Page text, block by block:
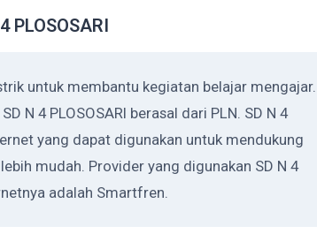
PLOSOSARI
untuk membantu kegiatan belajar mengajar.
N 4 PLOSOSARI berasal dari PLN. SD N 4
yang dapat digunakan untuk mendukung
mudah. Provider yang digunakan SD N 4
adalah Smartfren.